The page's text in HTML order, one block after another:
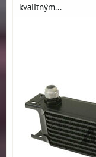
kvalitným...